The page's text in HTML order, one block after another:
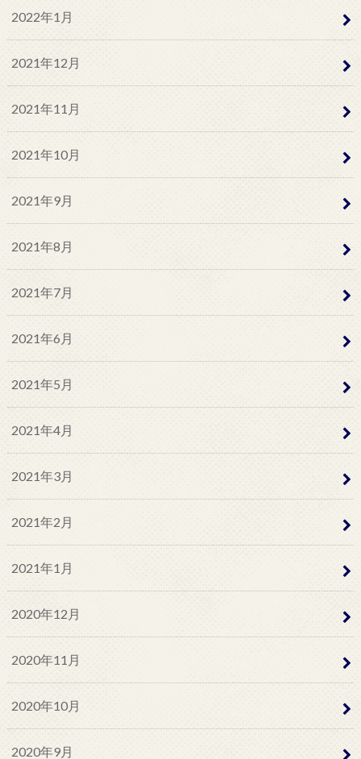
2022年1月
2021年12月
2021年11月
2021年10月
2021年9月
2021年8月
2021年7月
2021年6月
2021年5月
2021年4月
2021年3月
2021年2月
2021年1月
2020年12月
2020年11月
2020年10月
2020年9月